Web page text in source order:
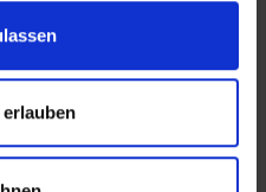
seine Mitglieder